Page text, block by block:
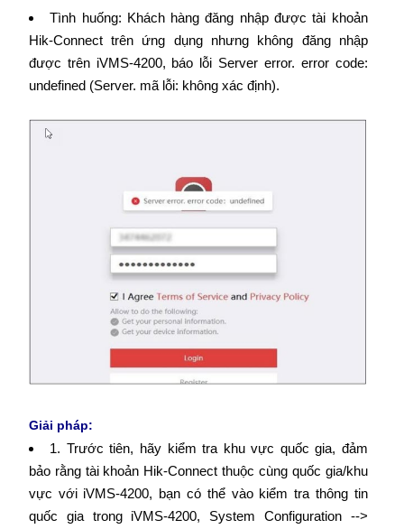
Tình huống: Khách hàng đăng nhập được tài khoản
Hik-Connect trên ứng dụng nhưng không đăng nhập
được trên iVMS-4200, báo lỗi Server error. error code:
undefined (Server. mã lỗi: không xác định).
Giải pháp:
1. Trước tiên, hãy kiểm tra khu vực quốc gia, đảm
bảo rằng tài khoản Hik-Connect thuộc cùng quốc gia/khu
vực với iVMS-4200, bạn có thể vào kiểm tra thông tin
quốc gia trong iVMS-4200, System Configuration -->